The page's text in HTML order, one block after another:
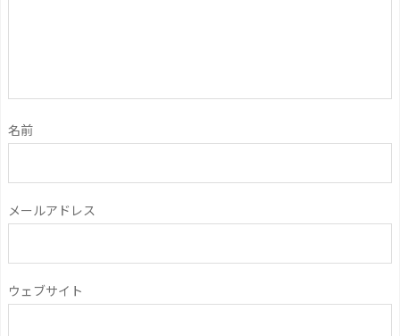
名前
メールアドレス
ウェブサイト